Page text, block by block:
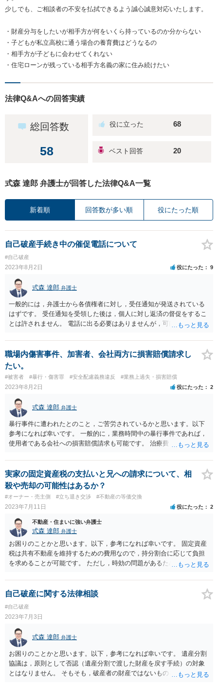
少しでも、ご相談者の不安を払拭できるよう誠心誠意対応いたします。
・財産分与をしたいが相手方が何をいくら持っているのか分からない
・子どもが私立高校に通う場合の養育費はどうなるの
・相手方が子どもに会わせてくれない
・住宅ローンが残っている相手方名義の家に住み続けたい
法律Q&Aへの回答実績
総回答数
58
68
20
式森 達郎 弁護士が回答した法律Q&A一覧
新着順 回答数が多い順 役にたった順
自己破産手続き中の催促電話について
#自己破産
2023年8月2日 役にたった 9
式森 達郎 弁護士
一般的には，弁護士から各債権者に対し，受任通知が発送されている
はずです。 受任通知を受領した後は，個人に対し返済の督促をするこ
とは許されません。 電話に出る必要はありませんが，可能であれば，
自己破産に向けて弁護士に依頼していることを伝えましょう。 その上
で，弁護士に対し，督促の電話がかかってきているので対応してもら
いたい旨を伝えてください。
職場内傷害事件、加害者、会社両方に損害賠償請求し
たい。
#被害者 #暴行・傷害罪 #安全配慮義務違反 #業務上過失・損害賠償
2023年8月2日 役にたった 2
式森 達郎 弁護士
暴行事件に遭われたとのこと，ご苦労されているかと思います。以下
参考になれば幸いです。 一般的に，業務時間中の暴行事件であれば，
使用者である会社への損害賠償請求も可能です。 治療費，休業損害，
ね通院期間等で目安が決まりますので，お近くの弁護士に相談される
ことをお勧めします。
実家の固定資産税の支払いと兄への請求について、相
殺や売却の可能性はあるか？
#オーナー・売主側 #立ち退き交渉 #不動産の等価交換
2023年7月11日 役にたった 2
不動産・住まいに強い弁護士
式森 達郎 弁護士
お困りのことかと思います。以下，参考になれば幸いです。 固定資産
税は共有不動産を維持するための費用なので，持分割合に応じて負担
を求めることが可能です。 ただし，時効の問題があるため，最長でも
殺することはできません。 相殺は，双方で同じ種類を目的とする債権
債務がある場合に可能ですが，金銭支払請求と共有物分割請求では種
の持分を勝手に使用されていることを理由に賃料相当額を請求するこ
とが考えられます。 相手方からも請求される可能性がありますが，
こちらも１０年の時効があるため，最大でも５年分でしょう。 加え
て，使用貸借が成立していたと反論することも可能と思われます。 ②
共有物分割請求 建物が共有であるため，分割を請求することが考え
られます。 建物の現物分割は困難でしょうから，代償金を相手方が
支払う又は当方が支払って地代を請求するといった解決になると思わ
自己破産に関する法律相談
#自己破産
2023年7月3日
式森 達郎 弁護士
お困りのことかと思います。以下，参考になれば幸いです。 遺産分割
協議は，原則として否認（遺産分割で渡した財産を戻す手続）の対象
とはなりません。 そもそも，破産者の財産ではないものを債権者も引